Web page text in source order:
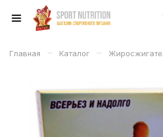
Главная – Каталог –